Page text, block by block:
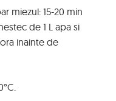
miezul: 15-20 min
de 1 L apa si
inainte de